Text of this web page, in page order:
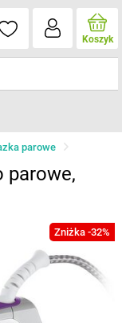
Koszyk
parowe
parowe,
Zniżka -32%